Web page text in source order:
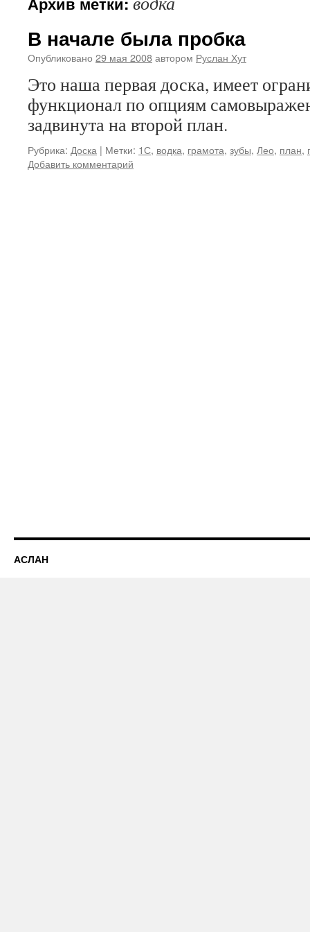
В начале была пробка
Опубликовано 29 мая 2008автором Руслан Хут
Это наша первая доска, имеет
функционал по опциям
задвинута на второй план.
Рубрика: Доска | Метки: 1С, водка, грамота, зубы, Лео, план,
Добавить комментарий
АСЛАН